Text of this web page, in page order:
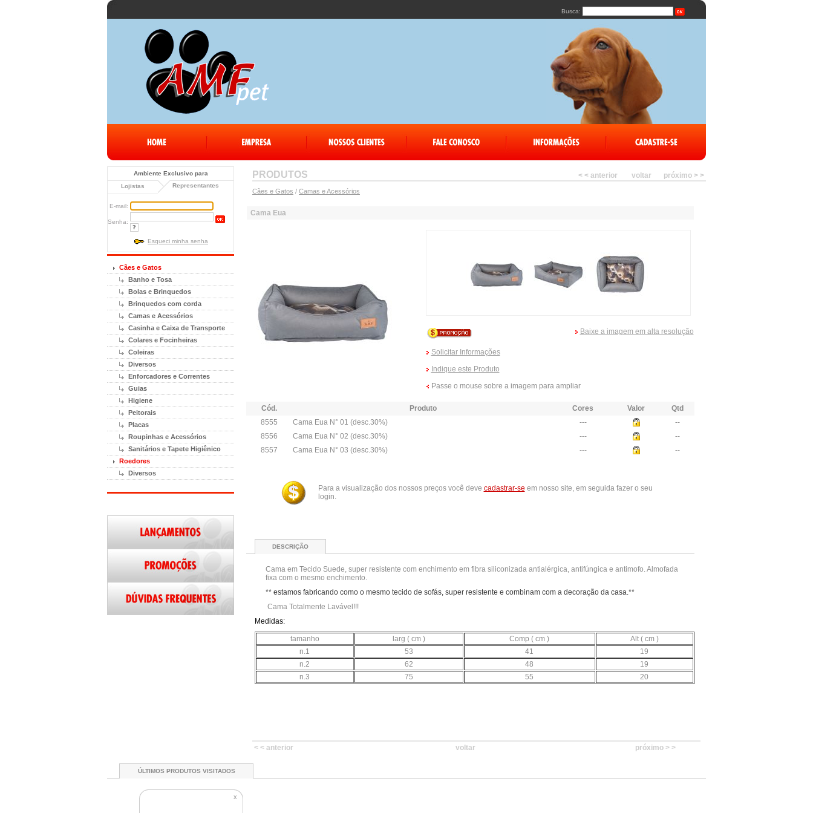
Busca:
Ambiente Exclusivo para
Lojistas
Representantes
E-mail:
Senha:
Esqueci minha senha
Cães e Gatos
Banho e Tosa
Bolas e Brinquedos
Brinquedos com corda
Camas e Acessórios
Casinha e Caixa de Transporte
Colares e Focinheiras
Coleiras
Diversos
Enforcadores e Correntes
Guias
Higiene
Peitorais
Placas
Roupinhas e Acessórios
Sanitários e Tapete Higiênico
Roedores
Diversos
PRODUTOS < < anterior voltar próximo > >
Cães e Gatos / Camas e Acessórios
Cama Eua
Baixe a imagem em alta resolução
Solicitar Informações
Indique este Produto
Passe o mouse sobre a imagem para ampliar
Cód. Produto Cores Valor
Qtd
8555
Cama Eua N° 01 (desc.30%) ---
--
8556
Cama Eua N° 02 (desc.30%) ---
--
8557
Cama Eua N° 03 (desc.30%) --- --
Para a visualização dos nossos preços você deve cadastrar-se em nosso site, em seguida fazer o seu
login.
DESCRIÇÃO
Cama em Tecido Suede, super resistente com enchimento em fibra siliconizada antialérgica, antifúngica e antimofo. Almofada
fixa com o mesmo enchimento.
** estamos fabricando como o mesmo tecido de sofás, super resistente e combinam com a decoração da casa.**
Cama Totalmente Lavável!!!
Medidas:
tamanho larg ( cm ) Comp ( cm )
Alt ( cm )
n.1
53 41
19
n.2
62 48
19
n.3
75 55 20
< < anterior voltar próximo > >
ÚLTIMOS PRODUTOS VISITADOS